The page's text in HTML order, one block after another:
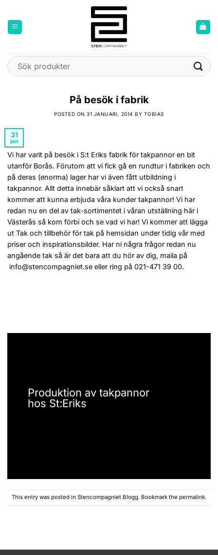
content
Sök
efter:
På besök i fabrik
POSTED ON31 JANUARI, 2014 BY TOBIAS
31
jan
Vi har varit på besök i S:t Eriks fabrik för takpannor en bit
utanför Borås. Förutom att vi fick gå en rundtur i fabriken och
på deras (enorma) lager har vi även fått utbildning i
takpannor. Allt detta innebär såklart att vi också snart
kommer att kunna erbjuda våra kunder takpannor! Vi har
redan nu en del av tak-sortimentet i våran utställning här i
Västerås så kom förbi och se vad vi har! Vi kommer att lägga
ut Tak och tillbehör för tak på hemsidan under tidig vår med
priser och inspirationsbilder. Har ni några frågor redan nu
angående tak så är det bara att du hör av dig, maila på
info@stencompagniet.se eller ring på 021-471 39 00.
Produktion av takpannor
hos St:Eriks
This entry was posted in Stencompagniet Blogg. Bookmark the permalink.